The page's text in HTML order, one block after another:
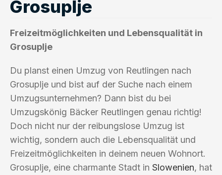
Grosuplje
Freizeitmöglichkeiten und Lebensqualität in
Grosuplje
Du planst einen Umzug von Reutlingen nach
Grosuplje und bist auf der Suche nach einem
Umzugsunternehmen? Dann bist du bei
Umzugskönig Bäcker Reutlingen genau richtig!
Doch nicht nur der reibungslose Umzug ist
wichtig, sondern auch die Lebensqualität und
Freizeitmöglichkeiten in deinem neuen Wohnort.
Grosuplje, eine charmante Stadt in Slowenien, hat